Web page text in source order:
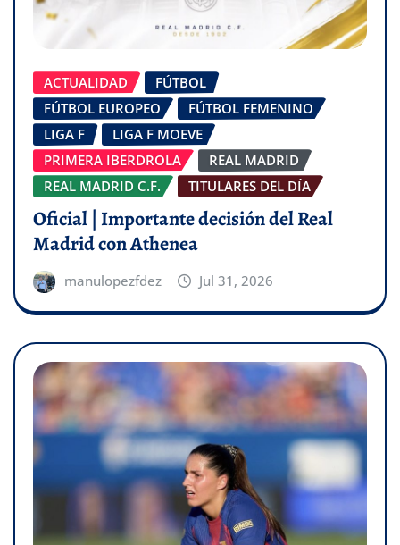
ACTUALIDAD
FÚTBOL
FÚTBOL EUROPEO
FÚTBOL FEMENINO
LIGA F
LIGA F MOEVE
PRIMERA IBERDROLA
REAL MADRID
REAL MADRID C.F.
TITULARES DEL DÍA
Oficial | Importante decisión del Real
Madrid con Athenea
manulopezfdez Jul 31, 2026